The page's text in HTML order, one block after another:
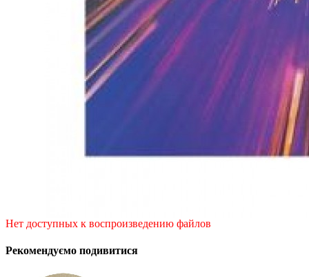
Нет доступных к воспроизведению файлов
Рекомендуємо подивитися